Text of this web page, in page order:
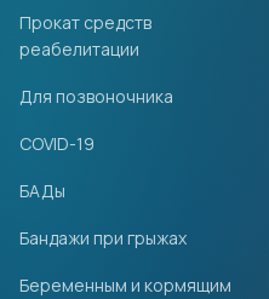
Прокат средств
реабелитации
Для позвоночника
COVID-19
БАДы
Бандажи при грыжах
Беременным и кормящим